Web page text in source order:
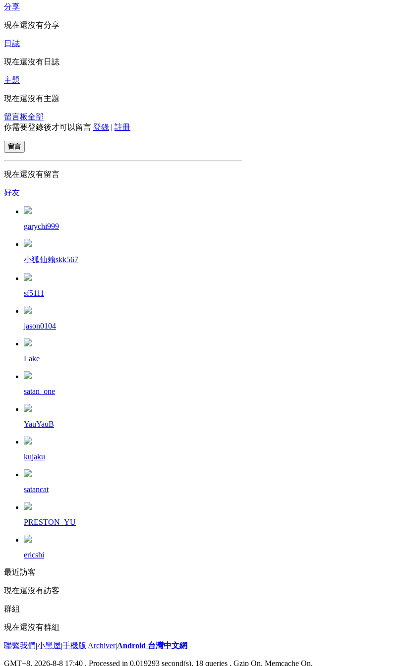
分享
現在還沒有分享
日誌
現在還沒有日誌
主題
現在還沒有主題
留言板全部
你需要登錄後才可以留言 登錄 | 註冊
留言
現在還沒有留言
好友
garychi999
小狐仙賴skk567
sf5111
jason0104
Lake
satan_one
YauYauB
kujaku
satancat
PRESTON_YU
ericshi
最近訪客
現在還沒有訪客
群組
現在還沒有群組
聯繫我們|小黑屋|手機版|Archiver|Android 台灣中文網
GMT+8, 2026-8-8 17:40 , Processed in 0.019293 second(s), 18 queries , Gzip On, Memcache On.